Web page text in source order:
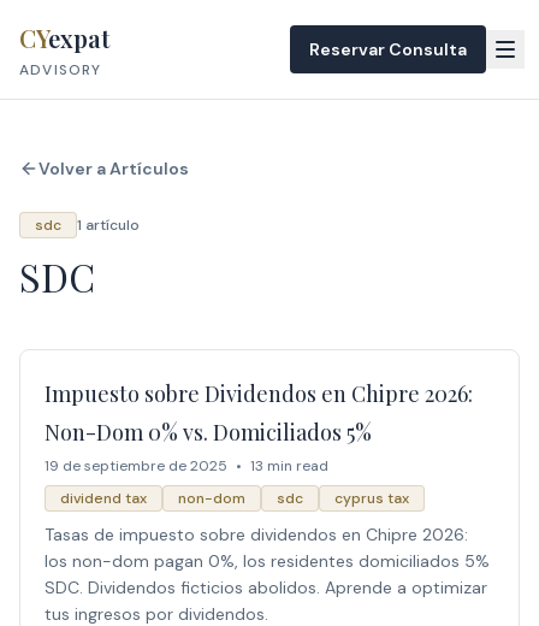
CYexpat
ADVISORY
Reservar Consulta
Volver a Artículos
sdc 1 artículo
SDC
Impuesto sobre Dividendos en Chipre 2026:
Non-Dom 0% vs. Domiciliados 5%
19 de septiembre de 2025 • 13 min read
dividend tax
non-dom sdc cyprus tax
Tasas de impuesto sobre dividendos en Chipre 2026:
los non-dom pagan 0%, los residentes domiciliados 5%
SDC. Dividendos ficticios abolidos. Aprende a optimizar
tus ingresos por dividendos.